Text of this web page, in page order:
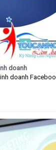
doanh
doanh